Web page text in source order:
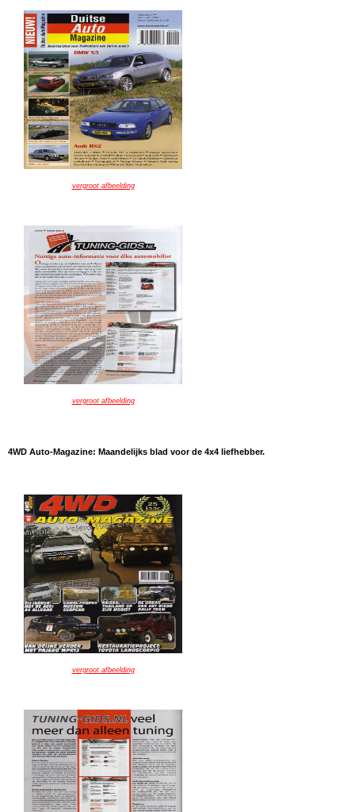
vergroot afbeelding
vergroot afbeelding
4WD Auto-Magazine: Maandelijks blad voor de 4x4 liefhebber.
vergroot afbeelding